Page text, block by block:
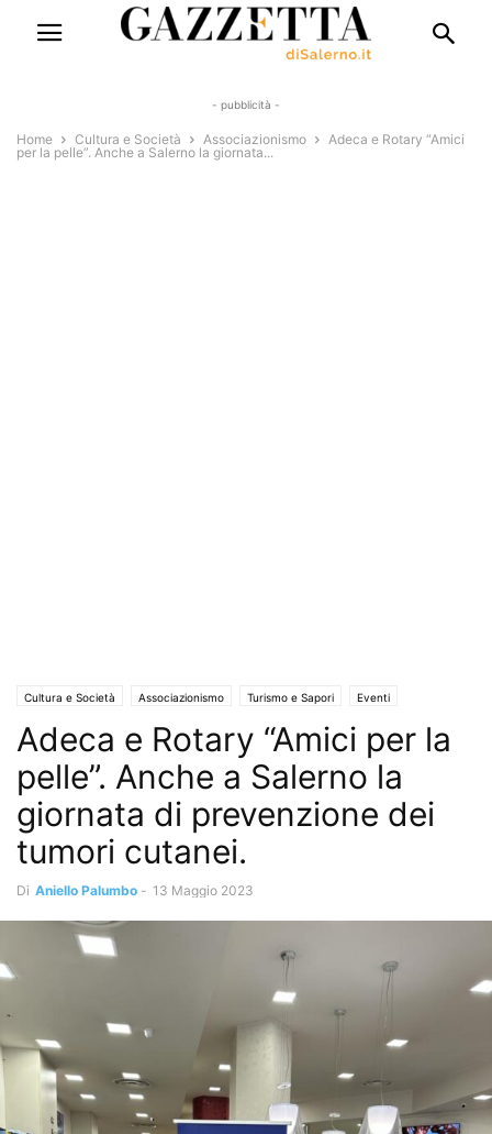
- pubblicità -
Home Cultura e Società Associazionismo
Adeca e Rotary “Amici
per la pelle”. Anche a Salerno la giornata...
Cultura e Società Associazionismo Turismo e Sapori Eventi
Eventi e Manifestazioni Rubriche Mangiare sano Salute e Benessere
Solo Annunci
Adeca e Rotary “Amici per la
pelle”. Anche a Salerno la
giornata di prevenzione dei
tumori cutanei.
Di Aniello Palumbo - 13 Maggio 2023